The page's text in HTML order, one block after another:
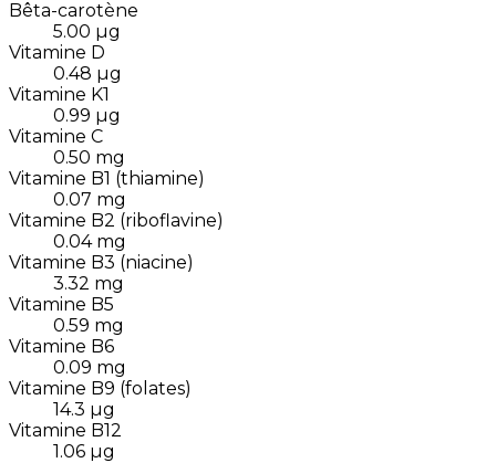
Bêta-carotène
5.00 µg
Vitamine D
0.48 µg
Vitamine K1
0.99 µg
Vitamine C
0.50 mg
Vitamine B1 (thiamine)
0.07 mg
Vitamine B2 (riboflavine)
0.04 mg
Vitamine B3 (niacine)
3.32 mg
Vitamine B5
0.59 mg
Vitamine B6
0.09 mg
Vitamine B9 (folates)
14.3 µg
Vitamine B12
1.06 µg